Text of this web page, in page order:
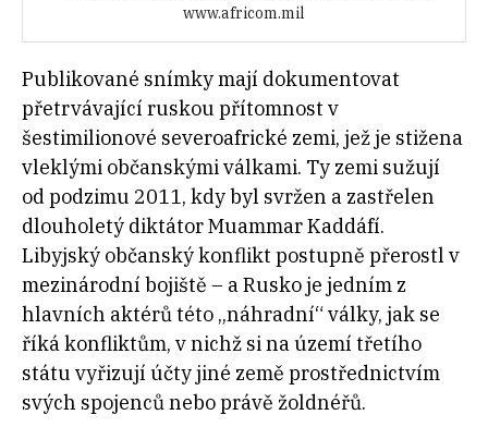
www.africom.mil
Publikované snímky mají dokumentovat
přetrvávající ruskou přítomnost v
šestimilionové severoafrické zemi, jež je stižena
vleklými občanskými válkami. Ty zemi sužují
od podzimu 2011, kdy byl svržen a zastřelen
dlouholetý diktátor Muammar Kaddáfí.
Libyjský občanský konflikt postupně přerostl v
mezinárodní bojiště – a Rusko je jedním z
hlavních aktérů této „náhradní“ války, jak se
říká konfliktům, v nichž si na území třetího
státu vyřizují účty jiné země prostřednictvím
svých spojenců nebo právě žoldnéřů.